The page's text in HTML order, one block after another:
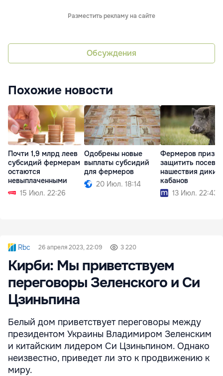
Разместить рекламу на сайте
Обсуждения
Похожие новости
Почти 1,9 млрд леев
субсидий фермерам
остаются
невыплаченными
15 Июл. 22:26
Одобрены новые
выплаты субсидий
для фермеров
20 Июл. 18:14
Фермеров
защитить посевы
нашествия диких
кабанов
13 Июл. 22:43
Rbc 26 апреля 2023, 22:09 3 220
Кирби: Мы приветствуем
переговоры Зеленского и Си
Цзиньпина
Белый дом приветствует переговоры между
президентом Украины Владимиром Зеленским
и китайским лидером Си Цзиньпином. Однако
неизвестно, приведет ли это к продвижению к
миру.